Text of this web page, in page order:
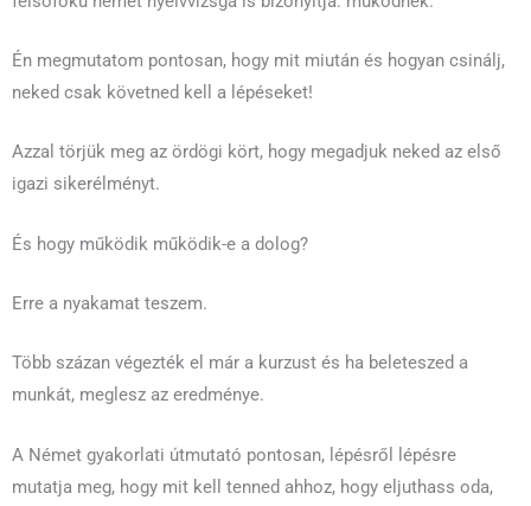
Én megmutatom pontosan, hogy mit miután és hogyan csinálj,
neked csak követned kell a lépéseket!
Azzal törjük meg az ördögi kört, hogy megadjuk neked az első
igazi sikerélményt.
És hogy működik működik-e a dolog?
Erre a nyakamat teszem.
Több százan végezték el már a kurzust és ha beleteszed a
munkát, meglesz az eredménye.
A Német gyakorlati útmutató pontosan, lépésről lépésre
mutatja meg, hogy mit kell tenned ahhoz, hogy eljuthass oda,